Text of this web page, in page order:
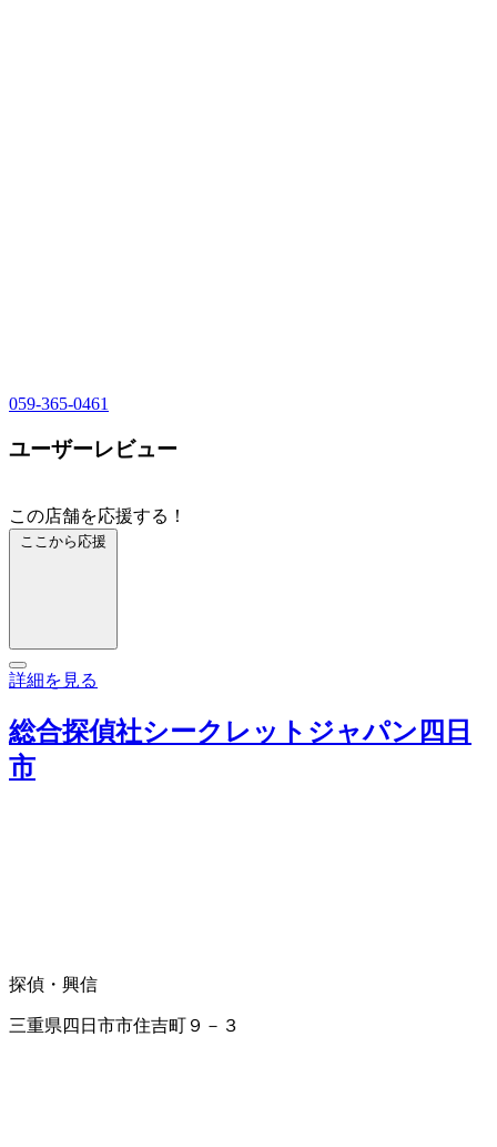
059-365-0461
ユーザーレビュー
この店舗を応援する！
ここから応援
詳細を見る
総合探偵社シークレットジャパン四日
市
探偵・興信
三重県四日市市住吉町９－３